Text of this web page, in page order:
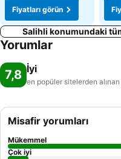
Fiyatları görün
Salihli konumundaki
Yorumlar
7,8 İyi
en popüler sitelerden
Misafir yorumları
Mükemmel
Çok iyi